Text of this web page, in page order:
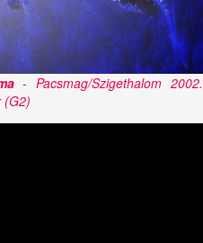
- Pacsmag/Szigethalom 2002.
(G2)